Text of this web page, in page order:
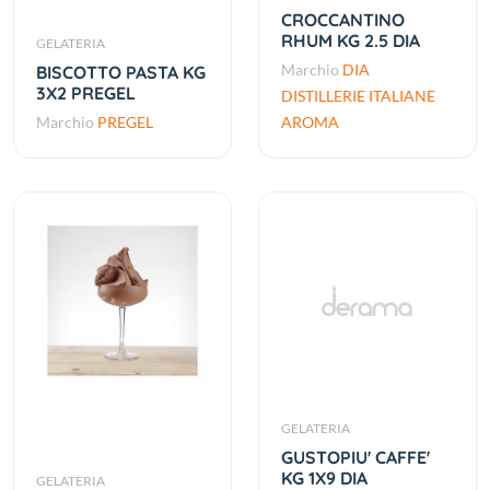
GELATERIA
BISCOTTO PASTA KG
3X2 PREGEL
Marchio PREGEL
CROCCANTINO
RHUM KG 2.5 DIA
Marchio DIA
DISTILLERIE ITALIANE
AROMA
GELATERIA
GELATERIA
GUSTOPIU' CAFFE'
KG 1X9 DIA